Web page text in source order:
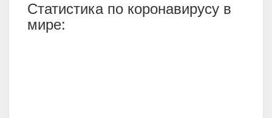
Статистика по коронавирусу в
мире: